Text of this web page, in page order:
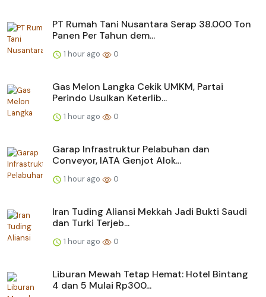
PT Rumah Tani Nusantara Serap 38.000 Ton
Panen Per Tahun dem...
1 hour ago 0
Gas Melon Langka Cekik UMKM, Partai
Perindo Usulkan Keterlib...
1 hour ago 0
Garap Infrastruktur Pelabuhan dan
Conveyor, IATA Genjot Alok...
1 hour ago 0
Iran Tuding Aliansi Mekkah Jadi Bukti Saudi
dan Turki Terjeb...
1 hour ago 0
Liburan Mewah Tetap Hemat: Hotel Bintang
4 dan 5 Mulai Rp300...